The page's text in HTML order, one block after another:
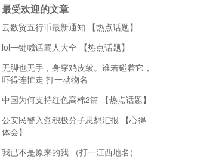
最受欢迎的文章
云数贸五行币最新通知 【热点话题】
lol一键喊话骂人大全 【热点话题】
无脚也无手，身穿鸡皮皱。谁若碰着它，
吓得连忙走 打一动物名
中国为何支持红色高棉2篇 【热点话题】
公安民警入党积极分子思想汇报 【心得
体会】
我已不是原来的我 （打一江西地名）